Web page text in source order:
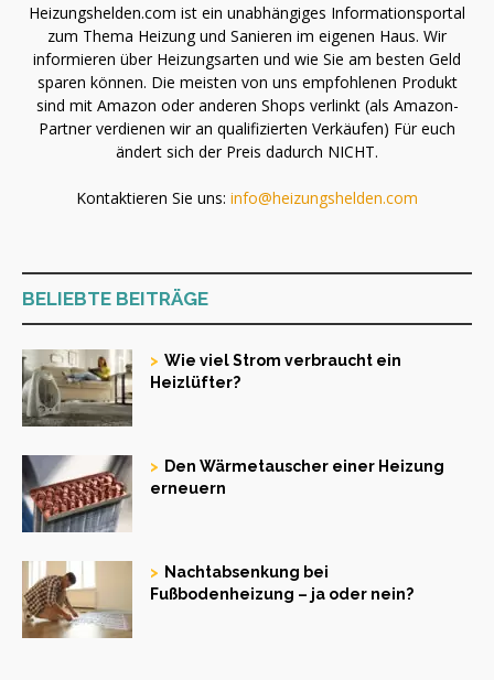
Heizungshelden.com ist ein unabhängiges Informationsportal
zum Thema Heizung und Sanieren im eigenen Haus. Wir
informieren über Heizungsarten und wie Sie am besten Geld
sparen können. Die meisten von uns empfohlenen Produkt
sind mit Amazon oder anderen Shops verlinkt (als Amazon-
Partner verdienen wir an qualifizierten Verkäufen) Für euch
ändert sich der Preis dadurch NICHT.
Kontaktieren Sie uns: info@heizungshelden.com
BELIEBTE BEITRÄGE
Wie viel Strom verbraucht ein
Heizlüfter?
Den Wärmetauscher einer Heizung
erneuern
Nachtabsenkung bei
Fußbodenheizung – ja oder nein?